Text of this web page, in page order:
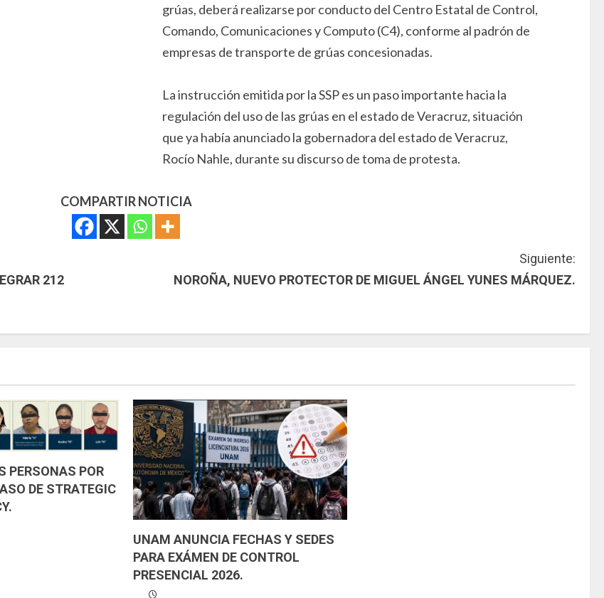
grúas, deberá realizarse por conducto del Centro Estatal de Control,
Comando, Comunicaciones y Computo (C4), conforme al padrón de
empresas de transporte de grúas concesionadas.
La instrucción emitida por la SSP es un paso importante hacia la
regulación del uso de las grúas en el estado de Veracruz, situación
que ya había anunciado la gobernadora del estado de Veracruz,
Rocío Nahle, durante su discurso de toma de protesta.
COMPARTIR NOTICIA
212
Siguiente:
NOROÑA, NUEVO PROTECTOR DE MIGUEL ÁNGEL YUNES MÁRQUEZ.
PERSONAS POR
DE STRATEGIC
UNAM ANUNCIA FECHAS Y SEDES
PARA EXÁMEN DE CONTROL
PRESENCIAL 2026.